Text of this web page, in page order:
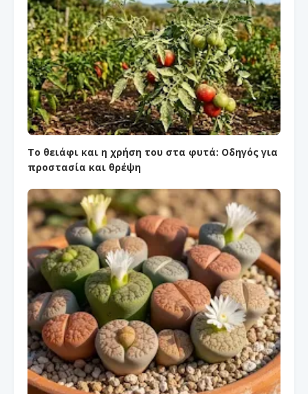
Το θειάφι και η χρήση του στα φυτά: Οδηγός για
προστασία και θρέψη